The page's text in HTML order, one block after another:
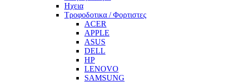
Ηχεια
Τροφοδοτικα / Φορτιστες
ACER
APPLE
ASUS
DELL
HP
LENOVO
SAMSUNG